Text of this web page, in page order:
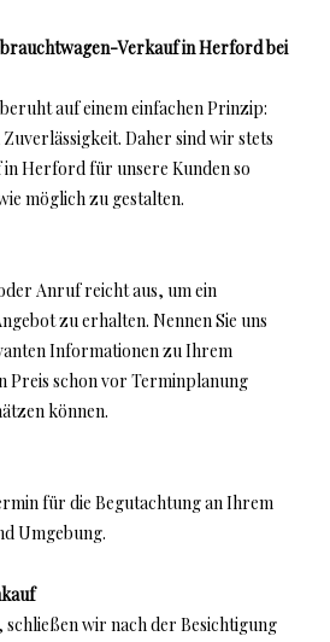
Verkauf in Herford bei
auf einem einfachen Prinzip:
Daher sind wir stets
Herford für unsere Kunden so
möglich zu gestalten.
Anruf reicht aus, um ein
zu erhalten. Nennen Sie uns
Informationen zu Ihrem
Preis schon vor Terminplanung
können.
für die Begutachtung an Ihrem
Umgebung.
wir nach der Besichtigung